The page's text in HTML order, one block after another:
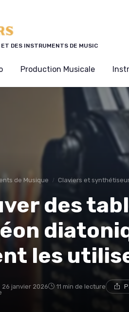
DES INSTRUMENTS DE MUSIC
Production Musicale
de Musique Claviers et
des
les
26 janvier 2026 11 min de lecture